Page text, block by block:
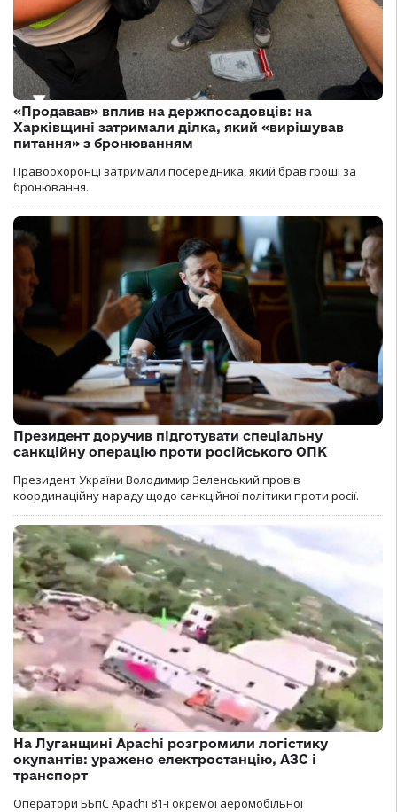
«Продавав» вплив на держпосадовців: на
Харківщині затримали ділка, який «вирішував
питання» з бронюванням
Правоохоронці затримали посередника, який брав гроші за
бронювання.
Президент доручив підготувати спеціальну
санкційну операцію проти російського ОПК
Президент України Володимир Зеленський провів
координаційну нараду щодо санкційної політики проти росії.
На Луганщині Apachi розгромили логістику
окупантів: уражено електростанцію, АЗС і
транспорт
Оператори ББпС Apachi 81-ї окремої аеромобільної